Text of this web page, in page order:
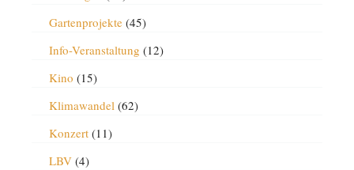
Gartenprojekte(45)
Info-Veranstaltung (12)
Kino (15)
Klimawandel(62)
Konzert(11)
LBV(4)